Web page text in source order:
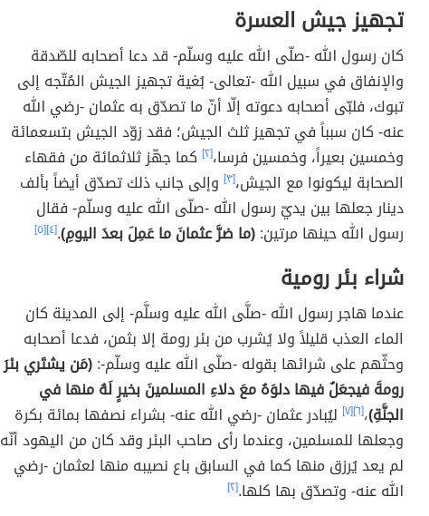
تجهيز جيش العسرة
كان رسول الله -صلّى الله عليه وسلّم- قد دعا أصحابه للصّدقة
والإنفاق في سبيل الله -تعالى- بُغية تجهيز الجيش المُتّجه إلى
تبوك، فلبّى أصحابه دعوته إلّا أنّ ما تصدّق به عثمان -رضي الله
عنه- كان سبباً في تجهيز ثلث الجيش؛ فقد زوّد الجيش بتسعمائة
وخمسين بعيراً، وخمسين فرسا،[٢]
كما جهّز ثلاثمائة من فقهاء
الصحابة ليكونوا مع الجيش،[٣]
وإلى جانب ذلك تصدّق أيضاً بألف
دينار جعلها بين يديّ رسول الله -صلّى الله عليه وسلّم- فقال
رسول الله حينها مرتين:(ما ضرَّ عثمانَ ما عَمِلَ بعدَ اليومِ).[٤] [٥]
شراء بئر رومية
عندما هاجر رسول الله -صلَّى الله عليه وسلَّم- إلى المدينة كان
الماء العذب قليلاً ولا يُشرب من بئر رومة إلا بثمن، فدعا أصحابه
وحثّهم على شرائها بقوله -صلّى الله عليه وسلّم-:(مَن يشتَري بئرَ
رومةَ فيجعَلُ فيها دلوَهُ معَ دلاءِ المسلمينَ بخيرٍ لَهُ منها في
الجنَّةِ)،[٦] [٧]
ليُبادر عثمان -رضي الله عنه- بشراء نصفها بمائة بكرة
وجعلها للمسلمين، وعندما رأى صاحب البئر وقد كان من اليهود أنّه
لم يعد يُرزق منها كما في السابق باع نصيبه منها لعثمان -رضي
الله عنه- وتصدّق بها كلها.[٢]